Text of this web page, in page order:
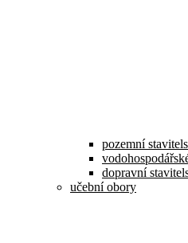
pozemní
dopravní
učební obory